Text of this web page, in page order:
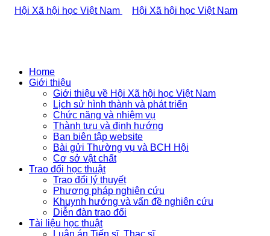
Home
Giới thiệu
Giới thiệu về Hội Xã hội học Việt Nam
Lịch sử hình thành và phát triển
Chức năng và nhiệm vụ
Thành tựu và định hướng
Ban biên tập website
Bài gửi Thường vụ và BCH Hội
Cơ sở vật chất
Trao đổi học thuật
Trao đổi lý thuyết
Phương pháp nghiên cứu
Khuynh hướng và vấn đề nghiên cứu
Diễn đàn trao đổi
Tài liệu học thuật
Luận án Tiến sĩ, Thạc sĩ